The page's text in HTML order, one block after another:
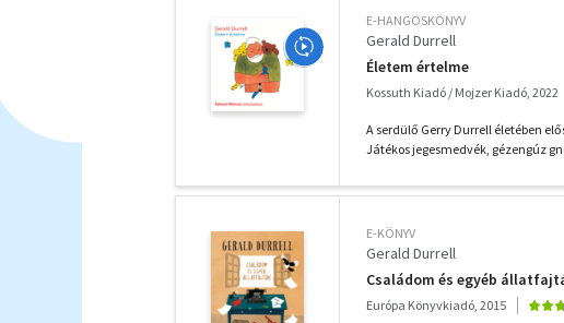
E-HANGOSKÖNYV
Gerald Durrell
Életem értelme
Kossuth Kiadó / Mojzer Kiadó, 2022
A serdülő Gerry Durrell életében
Játékos jegesmedvék, gézengúz
E-KÖNYV
Gerald Durrell
Családom és egyéb
Európa Könyvkiadó, 2015